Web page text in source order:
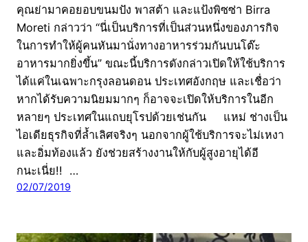
คุณย่ามาคอยอบขนมปัง พาสต้า และแป้งพิซซ่า Birra
Moreti กล่าวว่า “นี่เป็นบริการที่เป็นส่วนหนึ่งของภารกิจ
ในการทำให้ผู้คนหันมานั่งทางอาหารร่วมกันบนโต๊ะ
อาหารมากยิ่งขึ้น” ขณะนี้บริการดังกล่าวเปิดให้ใช้บริการ
ได้แค่ในเฉพาะกรุงลอนดอน ประเทศอังกฤษ และเชื่อว่า
หากได้รับความนิยมมากๆ ก็อาจจะเปิดให้บริการในอีก
หลายๆ ประเทศในแถบยุโรปด้วยเช่นกัน แหม่ ช่างเป็น
ไอเดียธุรกิจที่ล้ำเลิศจริงๆ นอกจากผู้ใช้บริการจะไม่เหงา
และอิ่มท้องแล้ว ยังช่วยสร้างงานให้กับผู้สูงอายุได้อี
กนะเนี่ย!! …
02/07/2019